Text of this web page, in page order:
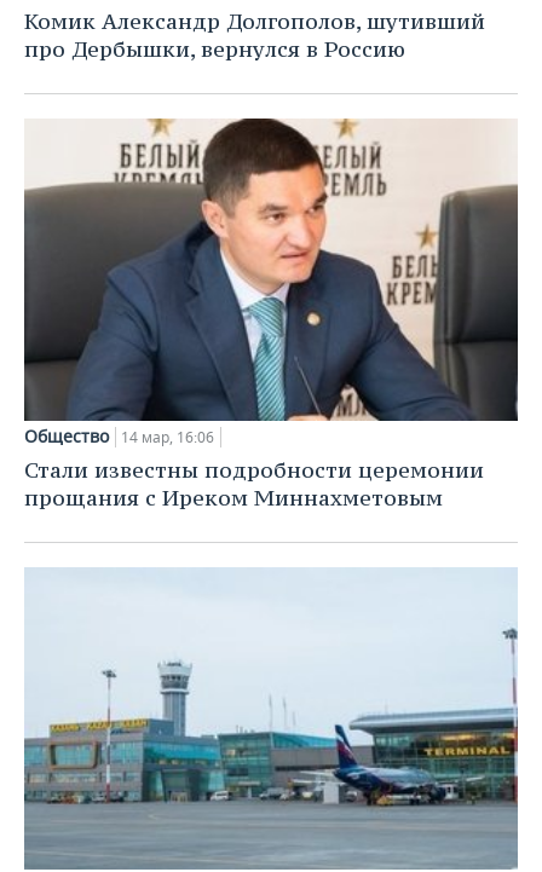
Комик Александр Долгополов, шутивший
про Дербышки, вернулся в Россию
Общество 14 мар, 16:06
Стали известны подробности церемонии
прощания с Иреком Миннахметовым